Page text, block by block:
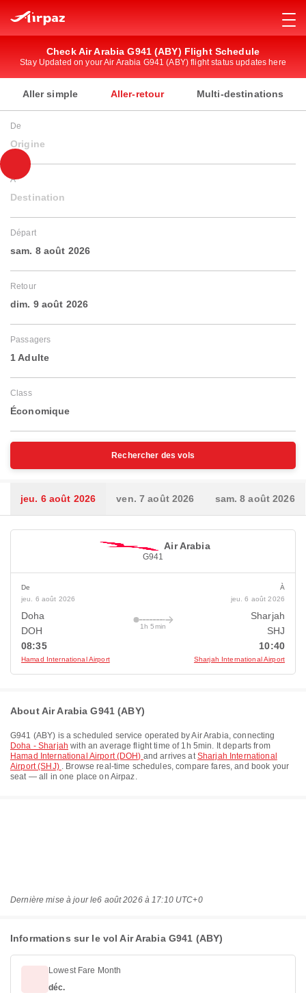
Check Air Arabia G941 (ABY) Flight Schedule
Stay Updated on your Air Arabia G941 (ABY) flight status updates here
Aller simple Aller-retour Multi-destinations
De
Origine
À
Destination
Départ
sam. 8 août 2026
Retour
dim. 9 août 2026
Passagers
1 Adulte
Class
Économique
Rechercher des vols
jeu. 6 août 2026 ven. 7 août 2026 sam. 8 août 2026
Air Arabia
G941
De
jeu. 6 août 2026
Doha
DOH
08:35
Hamad International Airport
1h 5min
À
jeu. 6 août 2026
Sharjah
SHJ
10:40
Sharjah International Airport
About Air Arabia G941 (ABY)
G941 (ABY) is a scheduled service operated byAir Arabia, connecting
Doha - Sharjah with an average flight time of 1h 5min. It departs from
Hamad International Airport (DOH) and arrives atSharjah International
Airport (SHJ) . Browse real-time schedules, compare fares, and book your
seat — all in one place on Airpaz.
Dernière mise à jour le6 août 2026 à 17:10 UTC+0
Informations sur le vol Air Arabia G941 (ABY)
Lowest Fare Month
déc.